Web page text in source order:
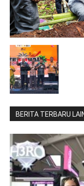
BERITA TERBARU